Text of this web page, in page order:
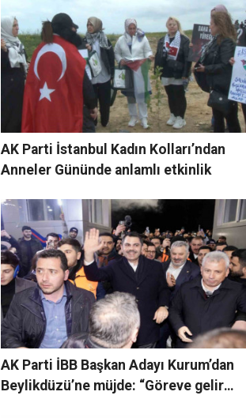
AK Parti İstanbul Kadın Kolları’ndan
Anneler Gününde anlamlı etkinlik
AK Parti İBB Başkan Adayı Kurum’dan
Beylikdüzü’ne müjde: “Göreve gelir